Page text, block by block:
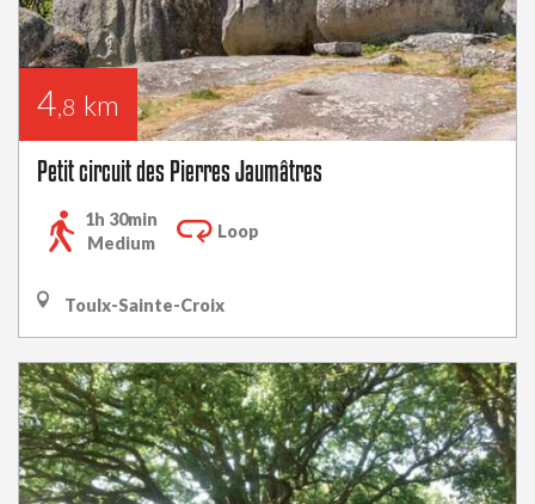
4,8 km
Petit circuit des Pierres Jaumâtres
1h 30min
Medium
Loop
Toulx-Sainte-Croix